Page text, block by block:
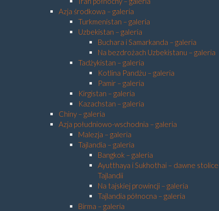
Azja środkowa – galeria
Turkmenistan – galeria
Uzbekistan – galeria
Buchara i Samarkanda – galeria
Na bezdrożach Uzbekistanu – galeria
Tadżykistan – galeria
Kotlina Pandżu – galeria
Pamir – galeria
Kirgistan – galeria
Kazachstan – galeria
Chiny – galeria
Azja południowo-wschodnia – galeria
Malezja – galeria
Tajlandia – galeria
Bangkok – galeria
Ayutthaya i Sukhothai – dawne stolice
Tajlandii
Na tajskiej prowincji – galeria
Tajlandia północna – galeria
Birma – galeria